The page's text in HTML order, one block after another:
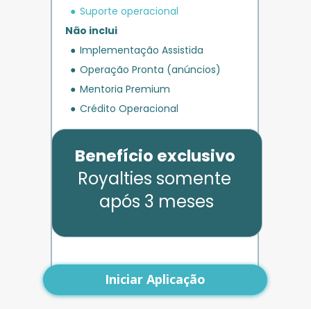
Suporte operacional
Não inclui
Implementação Assistida
Operação Pronta (anúncios)
Mentoria Premium
Crédito Operacional
Iniciar Aplicação
Royalties somente
após 3 meses
Benefício exclusivo